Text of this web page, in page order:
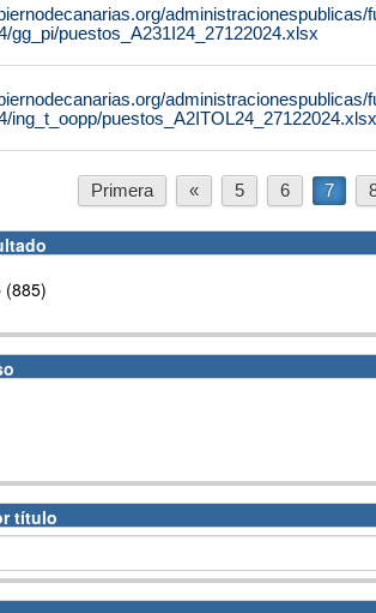
gg_pi/puestos_A231I24_27122024.xlsx
ing_t_oopp/puestos_A2ITOL24_27122024.xlsx
Primera « 5 6 7
(885)
título